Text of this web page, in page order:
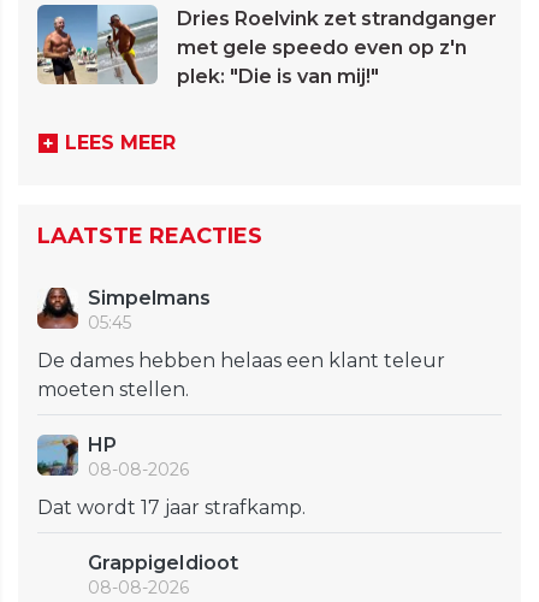
Dries Roelvink zet strandganger
met gele speedo even op z'n
plek: "Die is van mij!"
LEES MEER
LAATSTE REACTIES
Simpelmans
05:45
De dames hebben helaas een klant teleur
moeten stellen.
HP
08-08-2026
Dat wordt 17 jaar strafkamp.
GrappigeIdioot
08-08-2026